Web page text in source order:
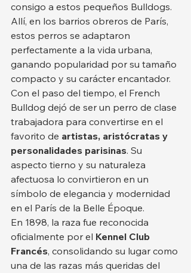
consigo a estos pequeños Bulldogs.
Allí, en los barrios obreros de París,
estos perros se adaptaron
perfectamente a la vida urbana,
ganando popularidad por su tamaño
compacto y su carácter encantador.
Con el paso del tiempo, el French
Bulldog dejó de ser un perro de clase
trabajadora para convertirse en el
favorito de artistas, aristócratas y
personalidades parisinas. Su
aspecto tierno y su naturaleza
afectuosa lo convirtieron en un
símbolo de elegancia y modernidad
en el París de la Belle Époque.
En 1898, la raza fue reconocida
oficialmente por el Kennel Club
Francés, consolidando su lugar como
una de las razas más queridas del